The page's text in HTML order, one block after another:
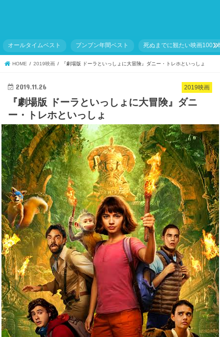
オールタイムベスト ブンブン年間ベスト 死ぬまでに観たい映画1001
HOME 2019映画 『劇場版 ドーラといっしょに大冒険』ダニー・トレホといっしょ
2019映画
2019.11.26
『劇場版 ドーラといっしょに大冒険』ダニ
ー・トレホといっしょ